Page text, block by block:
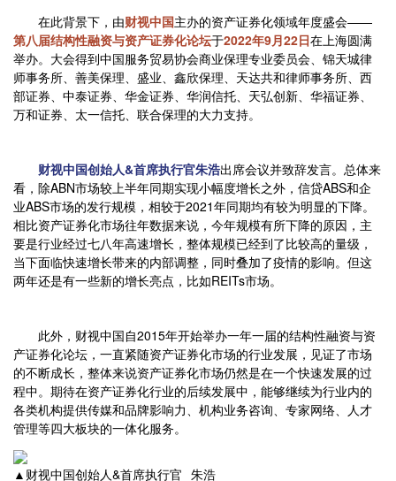
在此背景下，由财视中国主办的资产证券化领域年度盛会——
第八届结构性融资与资产证券化论坛于2022年9月22日在上海圆满
举办。大会得到中国服务贸易协会商业保理专业委员会、锦天城律
师事务所、善美保理、盛业、鑫欣保理、天达共和律师事务所、西
部证券、中泰证券、华金证券、华润信托、天弘创新、华福证券、
万和证券、太一信托、联合保理的大力支持。
财视中国创始人&首席执行官朱浩出席会议并致辞发言。总体来
看，除ABN市场较上半年同期实现小幅度增长之外，信贷ABS和企
业ABS市场的发行规模，相较于2021年同期均有较为明显的下降。
相比资产证券化市场往年数据来说，今年规模有所下降的原因，主
要是行业经过七八年高速增长，整体规模已经到了比较高的量级，
当下面临快速增长带来的内部调整，同时叠加了疫情的影响。但这
两年还是有一些新的增长亮点，比如REITs市场。
此外，财视中国自2015年开始举办一年一届的结构性融资与资
产证券化论坛，一直紧随资产证券化市场的行业发展，见证了市场
的不断成长，整体来说资产证券化市场仍然是在一个快速发展的过
程中。期待在资产证券化行业的后续发展中，能够继续为行业内的
各类机构提供传媒和品牌影响力、机构业务咨询、专家网络、人才
管理等四大板块的一体化服务。
▲财视中国创始人&首席执行官 朱浩